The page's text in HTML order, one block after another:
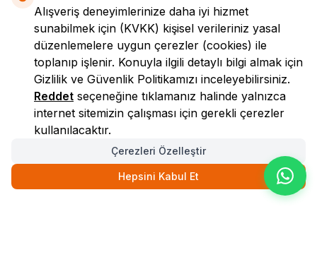
LokmanAVM
Alışveriş deneyimlerinize daha iyi hizmet
sunabilmek için (KVKK) kişisel verileriniz yasal
düzenlemelere uygun çerezler (cookies) ile
toplanıp işlenir. Konuyla ilgili detaylı bilgi almak için
Gizlilik ve Güvenlik Politikamızı inceleyebilirsiniz.
Reddet seçeneğine tıklamanız halinde yalnızca
internet sitemizin çalışması için gerekli çerezler
kullanılacaktır.
Çerezleri Özelleştir
Hepsini Kabul Et